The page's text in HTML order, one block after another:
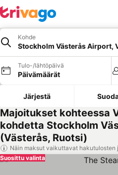
Kohde
Stockholm Västerås Airport,
Tulo-/lähtöpäivä
Päivämäärät
Järjestä
Majoitukset kohteessa
kohdetta Stockholm
(Västerås, Ruotsi)
Näin maksut vaikuttavat hakutulosten
Suosittu valinta